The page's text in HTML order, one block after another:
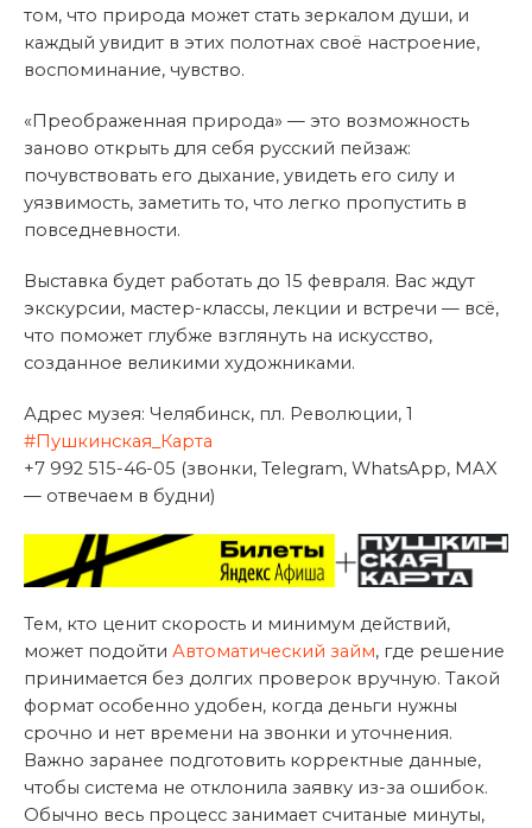
том, что природа может стать зеркалом души, и
каждый увидит в этих полотнах своё настроение,
воспоминание, чувство.
«Преображенная природа» — это возможность
заново открыть для себя русский пейзаж:
почувствовать его дыхание, увидеть его силу и
уязвимость, заметить то, что легко пропустить в
повседневности.
Выставка будет работать до 15 февраля. Вас ждут
экскурсии, мастер-классы, лекции и встречи — всё,
что поможет глубже взглянуть на искусство,
созданное великими художниками.
Адрес музея: Челябинск, пл. Революции, 1
#Пушкинская_Карта
+7 992 515-46-05 (звонки, Telegram, WhatsApp, MAX
— отвечаем в будни)
Тем, кто ценит скорость и минимум действий,
может подойти Автоматический займ, где решение
принимается без долгих проверок вручную. Такой
формат особенно удобен, когда деньги нужны
срочно и нет времени на звонки и уточнения.
Важно заранее подготовить корректные данные,
чтобы система не отклонила заявку из-за ошибок.
Обычно весь процесс занимает считаные минуты,